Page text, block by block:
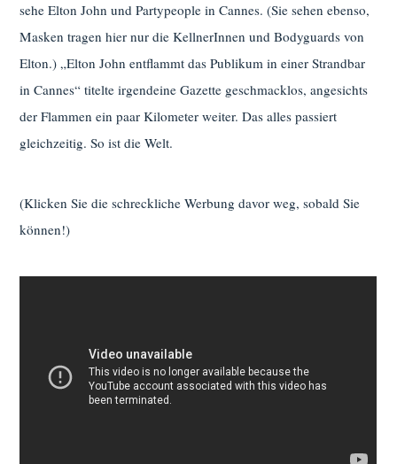
sehe Elton John und Partypeople in Cannes. (Sie sehen ebenso,
Masken tragen hier nur die KellnerInnen und Bodyguards von
Elton.) „Elton John entflammt das Publikum in einer Strandbar
in Cannes“ titelte irgendeine Gazette geschmacklos, angesichts
der Flammen ein paar Kilometer weiter. Das alles passiert
gleichzeitig. So ist die Welt.
(Klicken Sie die schreckliche Werbung davor weg, sobald Sie
können!)